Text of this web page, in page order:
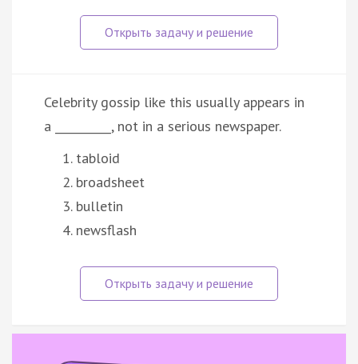
Celebrity gossip like this usually appears in
a __________, not in a serious newspaper.
tabloid
broadsheet
bulletin
newsflash